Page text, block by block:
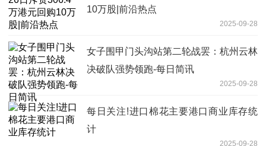
10万股|前沿热点
2025-09-28
女子围甲门头沟站第二轮战罢：杭州云林
决破队强势领跑-每日简讯
2025-09-28
每日关注!进口棉花主要港口商业库存统
计
2025-09-28